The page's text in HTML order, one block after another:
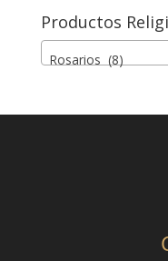
Productos
Rosarios (8)